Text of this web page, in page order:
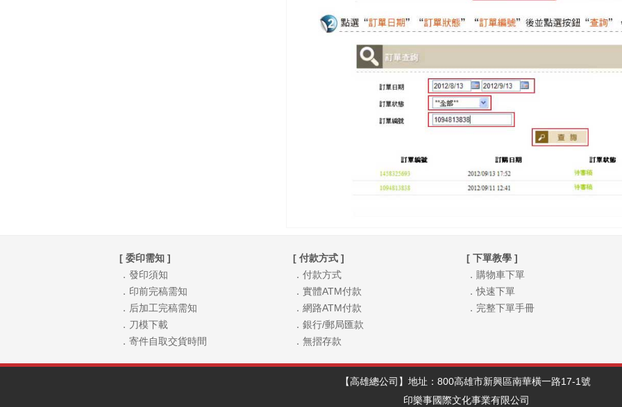
[ 委印需知 ]
．發印須知
．印前完稿需知
．后加工完稿需知
．刀模下載
．寄件自取交貨時間
[ 付款方式 ]
．付款方式
．實體ATM付款
．網路ATM付款
．銀行/郵局匯款
．無摺存款
[ 下單教學 ]
．購物車下單
．快速下單
．完整下單手冊
【高雄總公司】地址：800高雄市新興區南華橫一路17-1號
印樂事國際文化事業有限公司